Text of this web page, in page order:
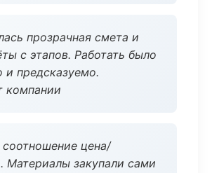
прозрачная смета и
с этапов. Работать было
и предсказуемо.
компании
цена/
Материалы закупали сами